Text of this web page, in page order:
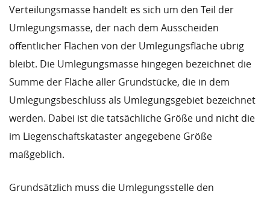
Verteilungsmasse handelt es sich um den Teil der
Umlegungsmasse, der nach dem Ausscheiden
öffentlicher Flächen von der Umlegungsfläche übrig
bleibt. Die Umlegungsmasse hingegen bezeichnet die
Summe der Fläche aller Grundstücke, die in dem
Umlegungsbeschluss als Umlegungsgebiet bezeichnet
werden. Dabei ist die tatsächliche Größe und nicht die
im Liegenschaftskataster angegebene Größe
maßgeblich.
Grundsätzlich muss die Umlegungsstelle den